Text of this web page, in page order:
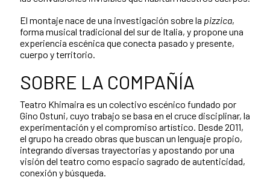
El montaje nace de una investigación sobre la pizzica,
forma musical tradicional del sur de Italia, y propone una
experiencia escénica que conecta pasado y presente,
cuerpo y territorio.
SOBRE LA COMPAÑÍA
Teatro Khimaira es un colectivo escénico fundado por
Gino Ostuni, cuyo trabajo se basa en el cruce disciplinar, la
experimentación y el compromiso artístico. Desde 2011,
el grupo ha creado obras que buscan un lenguaje propio,
integrando diversas trayectorias y apostando por una
visión del teatro como espacio sagrado de autenticidad,
conexión y búsqueda.